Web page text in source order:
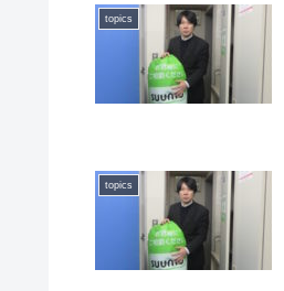
topics
topics